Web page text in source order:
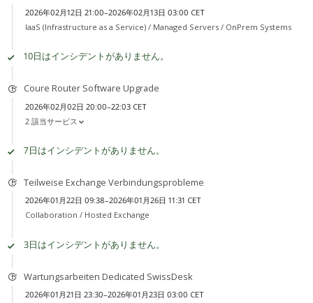
2026年02月12日 21:00–2026年02月13日 03:00 CET
IaaS (Infrastructure as a Service) / Managed Servers / OnPrem Systems
10日はインシデントがありません。
Coure Router Software Upgrade
2026年02月02日 20:00–22:03 CET
2 該当サービス
7日はインシデントがありません。
Teilweise Exchange Verbindungsprobleme
2026年01月22日 09:38–2026年01月26日 11:31 CET
Collaboration / Hosted Exchange
3日はインシデントがありません。
Wartungsarbeiten Dedicated SwissDesk
2026年01月21日 23:30–2026年01月23日 03:00 CET